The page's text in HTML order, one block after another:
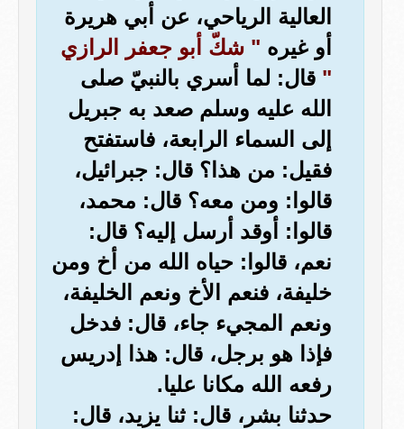
العالية الرياحي، عن أبي هريرة
أو غيره " شكّ أبو جعفر الرازي
" قال: لما أسري بالنبيّ صلى
الله عليه وسلم صعد به جبريل
إلى السماء الرابعة، فاستفتح
فقيل: من هذا؟ قال: جبرائيل،
قالوا: ومن معه؟ قال: محمد،
قالوا: أوقد أرسل إليه؟ قال:
نعم، قالوا: حياه الله من أخ ومن
خليفة، فنعم الأخ ونعم الخليفة،
ونعم المجيء جاء، قال: فدخل
فإذا هو برجل، قال: هذا إدريس
رفعه الله مكانا عليا.
حدثنا بشر، قال: ثنا يزيد، قال: